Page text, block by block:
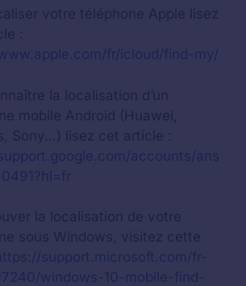
votre téléphone Apple lisez
:
fr/icloud/find-my/
la localisation d’un
mobile Android (Huawei,
Sony…) lisez cet article :
accounts/ans
la localisation de votre
sous Windows, visitez cette
support.microsoft.com/fr-
windows-10-mobile-find-